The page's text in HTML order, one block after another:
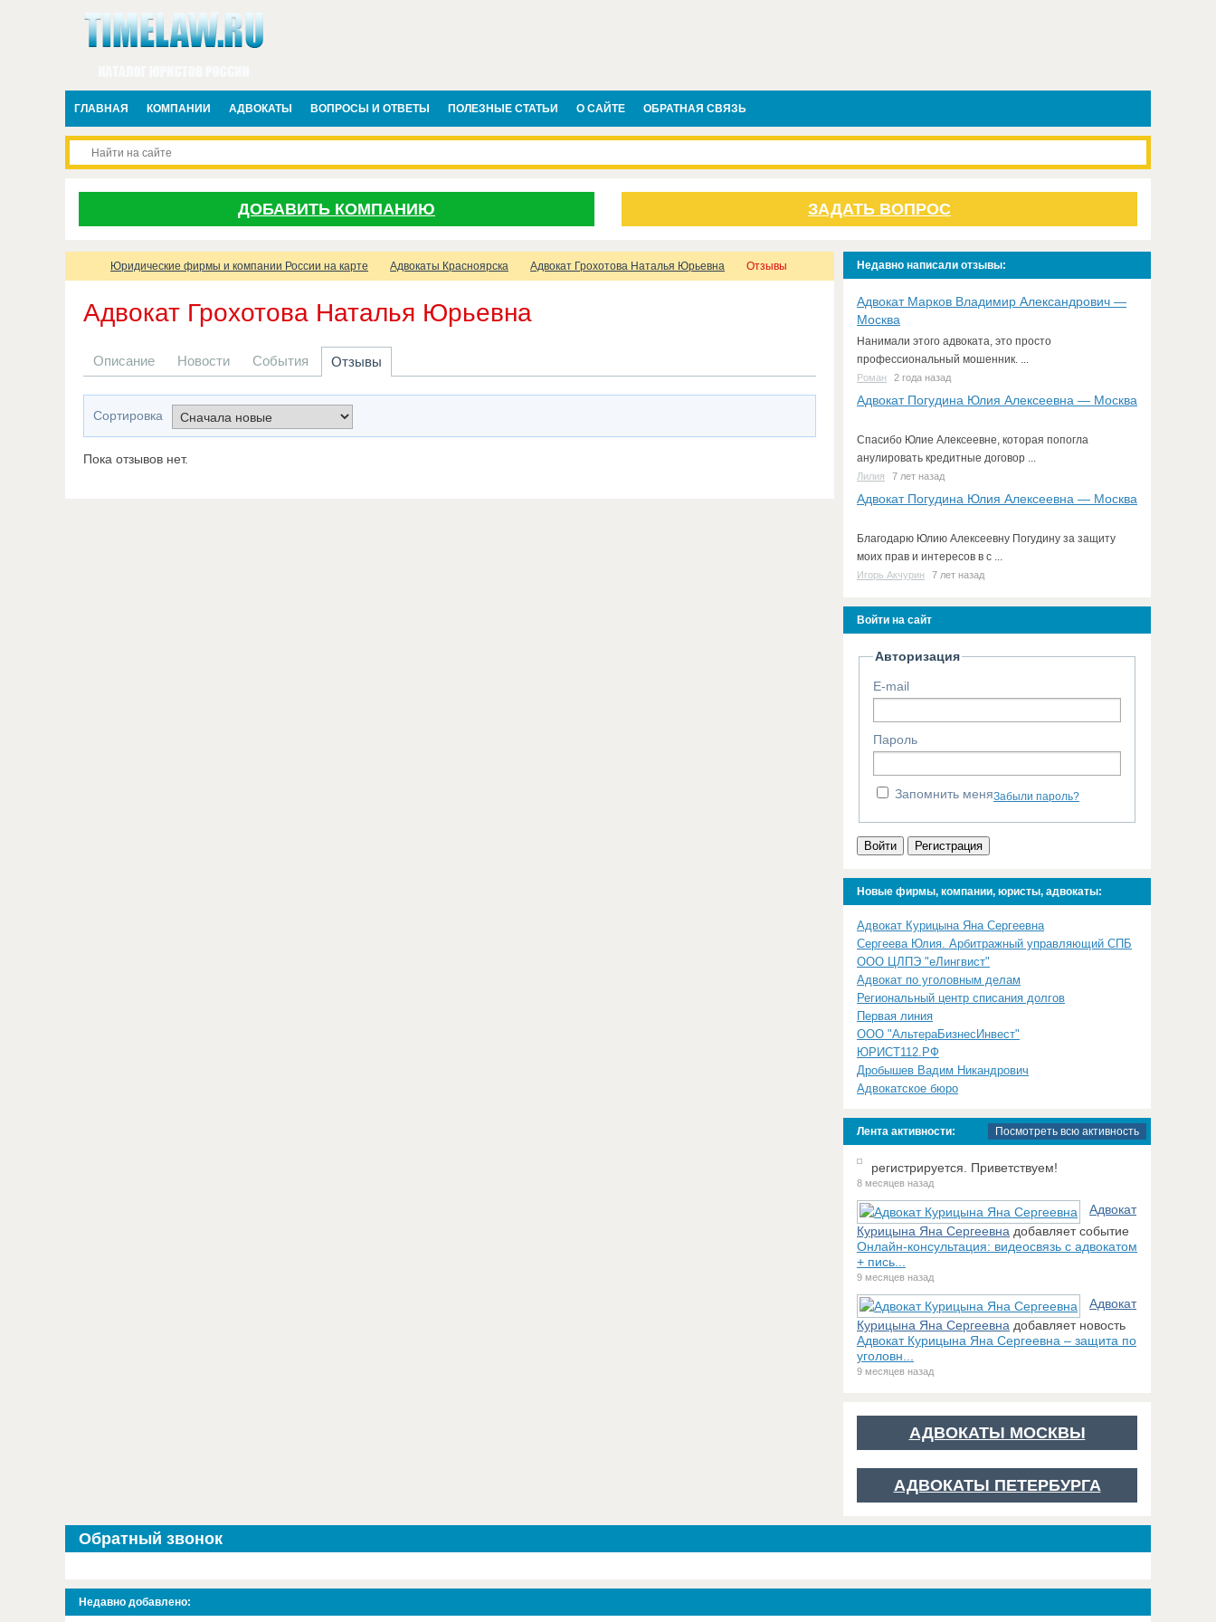
ГЛАВНАЯ КОМПАНИИ АДВОКАТЫ ВОПРОСЫ И ОТВЕТЫ ПОЛЕЗНЫЕ СТАТЬИ О САЙТЕ ОБРАТНАЯ СВЯЗЬ
ДОБАВИТЬ КОМПАНИЮ ЗАДАТЬ ВОПРОС
Юридические фирмы и компании России на карте Адвокаты Красноярска Адвокат Грохотова Наталья Юрьевна Отзывы
Адвокат Грохотова Наталья Юрьевна
Описание Новости События Отзывы
Сортировка
Пока отзывов нет.
Недавно написали отзывы:
Адвокат Марков Владимир Александрович —
Москва
Нанимали этого адвоката, это просто
профессиональный мошенник. ...
Роман 2 года назад
Адвокат Погудина Юлия Алексеевна — Москва
Спасибо Юлие Алексеевне, которая попогла
анулировать кредитные договор ...
Лилия 7 лет назад
Адвокат Погудина Юлия Алексеевна — Москва
Благодарю Юлию Алексеевну Погудину за защиту
моих прав и интересов в с ...
Игорь Акчурин 7 лет назад
Войти на сайт
Авторизация
E-mail
Пароль
Запомнить меняЗабыли пароль?
Войти Регистрация
Новые фирмы, компании, юристы, адвокаты:
Адвокат Курицына Яна Сергеевна
Сергеева Юлия. Арбитражный управляющий СПБ
ООО ЦЛПЭ "еЛингвист"
Адвокат по уголовным делам
Региональный центр списания долгов
Первая линия
ООО "АльтераБизнесИнвест"
ЮРИСТ112.РФ
Дробышев Вадим Никандрович
Адвокатское бюро
Лента активности: Посмотреть всю активность
регистрируется. Приветствуем!
8 месяцев назад
Адвокат
Курицына Яна Сергеевна добавляет событие
Онлайн-консультация: видеосвязь с адвокатом
+ пись...
9 месяцев назад
Адвокат
Курицына Яна Сергеевна добавляет новость
Адвокат Курицына Яна Сергеевна – защита по
уголовн...
9 месяцев назад
АДВОКАТЫ МОСКВЫ
АДВОКАТЫ ПЕТЕРБУРГА
Обратный звонок
Недавно добавлено: